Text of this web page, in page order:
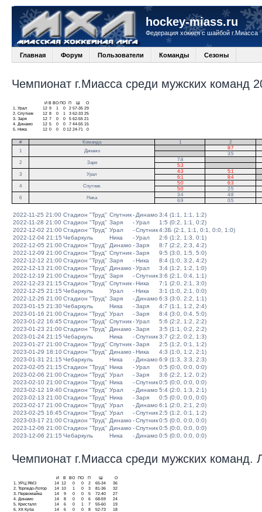
hockey-miass.ru
Федерация хоккея с шайбой г.Миасса
Главная Форум Пользователи Команды Сезоны
Чемпионат г.Миасса среди мужских команд
И В ВО ПО П
О
1.
Урал 12 9 1 0 2 57-35 29
2. Спутник 12 8 0 1 3 62-33 25
3. Заря 12 7 0 0 5 62-55 21
4.
Динамо 12 5 0 0 7 44-55 15
5.
Ника 12 0 0 0 12 24-71 0
# Команда 1
2
1
Динамо
8:7
3:5
2
Заря
7:8
5:3
3
Урал
4:3 5:1
6:1
8:4
4
Спутник
5:0
6:3
5:0
2:5
6
Ника
3:4
4:8
6:9
0:5
2022-11-25 21:00 Стадион "Труд" Спутник- Динамо 3:4 (1:1, 1:1, 1:2)
2022-11-28 21:00 Стадион "Труд" Заря -Урал
1:5 (0:2, 1:1, 0:2)
2022-12-02 21:00Стадион "Труд" Урал -Спутник4:3Б (2:1, 1:1, 0:1, 0:0, 1:0)
2022-12-04 21:15 Чебаркуль Ника -Урал
2:6 (1:2, 1:3, 0:1)
2022-12-05 21:00Стадион "Труд" Динамо -Заря
8:7 (2:2, 2:3, 4:2)
2022-12-09 21:00Стадион "Труд" Спутник-Заря
9:5 (3:0, 1:5, 5:0)
2022-12-12 21:00Стадион "Труд" Заря -Ника
8:4 (1:0, 3:2, 4:2)
2022-12-13 21:00Стадион "Труд" Динамо -Урал
3:4 (1:2, 1:2, 1:0)
2022-12-19 21:00Стадион "Труд" Заря -Спутник3:6 (2:1, 0:4, 1:1)
2022-12-23 21:15 Стадион "Труд" Спутник-Ника
7:1 (2:0, 2:1, 3:0)
2022-12-25 21:15 Чебаркуль Урал -Ника
3:1 (1:0, 2:1, 0:0)
2022-12-26 21:00Стадион "Труд" Заря - Динамо 6:3 (3:0, 2:2, 1:1)
2023-01-15 21:30Чебаркуль Ника -Заря
4:7 (1:1, 1:2, 2:4)
2023-01-16 21:00Стадион "Труд" Урал -Заря
8:4 (3:0, 0:4, 5:0)
2023-01-22 16:45 Стадион "Труд" Спутник-Урал
5:6 (2:2, 1:2, 2:2)
2023-01-23 21:00Стадион "Труд" Динамо -Заря
3:5 (1:1, 0:2, 2:2)
2023-01-24 21:15 Чебаркуль Ника -Спутник3:7 (2:2, 0:2, 1:3)
2023-01-27 21:00Стадион "Труд" Спутник-Заря
2:5 (1:2, 0:1, 1:2)
2023-01-29 18:10Стадион "Труд" Динамо -Ника
4:3 (1:0, 1:2, 2:1)
2023-01-31 21:15 Чебаркуль Ника - Динамо 6:9 (1:3, 3:3, 2:3)
2023-02-05 21:15 Стадион "Труд" Ника -Урал
0:5 (0:0, 0:0, 0:0)
2023-02-06 21:00Стадион "Труд" Урал -Заря
3:6 (2:2, 1:2, 0:2)
2023-02-10 21:00Стадион "Труд" Ника -Спутник0:5 (0:0, 0:0, 0:0)
2023-02-12 19:40Стадион "Труд" Урал - Динамо 5:4 (2:0, 1:3, 2:1)
2023-02-13 21:00Стадион "Труд" Ника -Заря
0:5 (0:0, 0:0, 0:0)
2023-02-17 21:00Стадион "Труд" Урал - Динамо 6:1 (2:0, 2:1, 2:0)
2023-02-25 16:45 Стадион "Труд" Урал -Спутник2:5 (1:2, 0:1, 1:2)
2023-03-17 21:00Стадион "Труд" Динамо -Спутник0:5 (0:0, 0:0, 0:0)
2023-12-06 21:00Стадион "Труд" Динамо -Спутник0:5 (0:0, 0:0, 0:0)
2023-12-06 21:15 Чебаркуль Ника - Динамо 0:5 (0:0, 0:0, 0:0)
Чемпионат г.Миасса среди мужских команд.
И В ВО ПО П
О
1.
УРЦ ЯМЗ 14 12 0 0 2 65-34
36
2. Торпедо-Лотор 14 10 1 0 3 81-36
32
3.
Первомайка 14 9 0 0 5 72-40
27
4.
Динамо 14 8 0 0 6 68-59
24
5.
Кристалл 14 6 0 1 7 55-60
19
6. ХК Куба 14 6 0 0 8 52-73
18